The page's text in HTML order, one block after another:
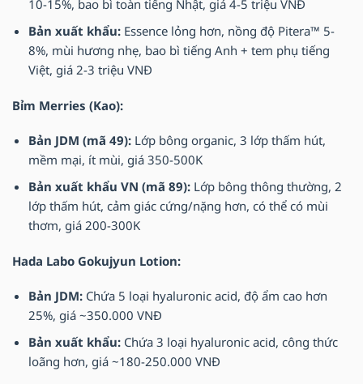
10-15%, bao bì toàn tiếng Nhật, giá 4-5 triệu VNĐ
Bản xuất khẩu:Essence lỏng hơn, nồng độ Pitera™ 5-
8%, mùi hương nhẹ, bao bì tiếng Anh + tem phụ tiếng
Việt, giá 2-3 triệu VNĐ
Bỉm Merries (Kao):
Bản JDM (mã 49):Lớp bông organic, 3 lớp thấm hút,
mềm mại, ít mùi, giá 350-500K
Bản xuất khẩu VN (mã 89):Lớp bông thông thường, 2
lớp thấm hút, cảm giác cứng/nặng hơn, có thể có mùi
thơm, giá 200-300K
Hada Labo Gokujyun Lotion:
Bản JDM:Chứa 5 loại hyaluronic acid, độ ẩm cao hơn
25%, giá ~350.000 VNĐ
Bản xuất khẩu:Chứa 3 loại hyaluronic acid, công thức
loãng hơn, giá ~180-250.000 VNĐ